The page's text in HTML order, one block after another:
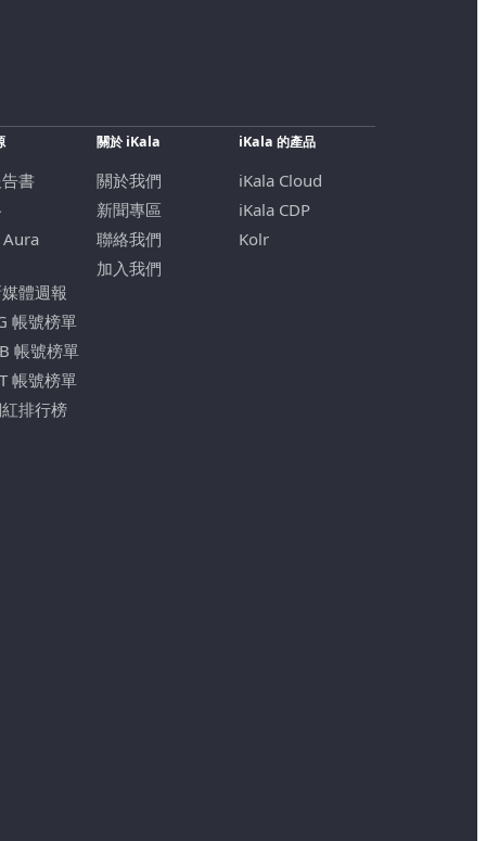
書
體週報
帳號榜單
帳號榜單
帳號榜單
排行榜
關於 iKala
關於我們
新聞專區
聯絡我們
加入我們
iKala 的產品
iKala Cloud
iKala CDP
Kolr